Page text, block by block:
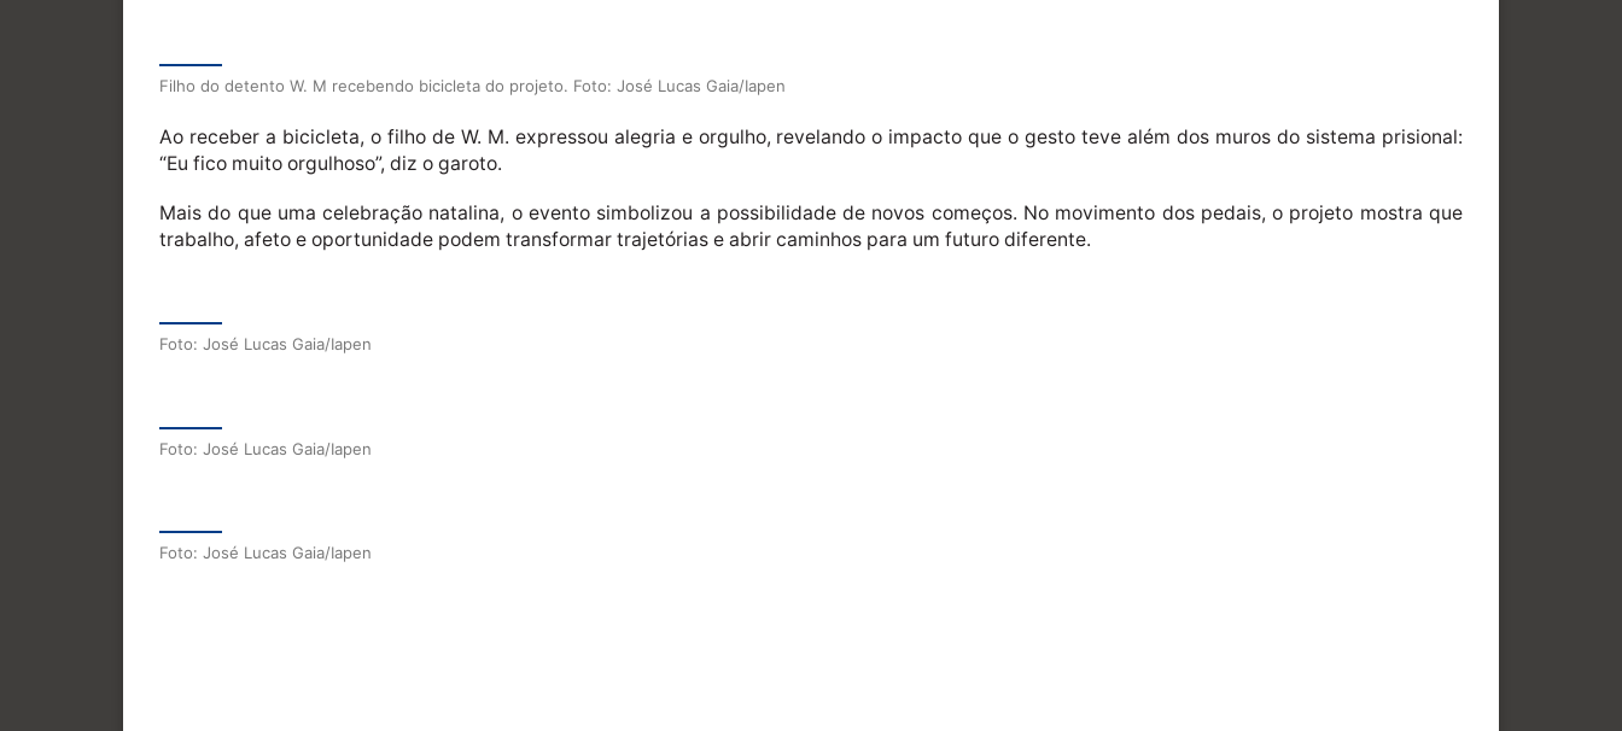
Filho do detento W. M recebendo bicicleta do projeto. Foto: José Lucas Gaia/Iapen
Ao receber a bicicleta, o filho de W. M. expressou alegria e orgulho, revelando o impacto que o gesto teve além dos muros do sistema prisional:
“Eu fico muito orgulhoso”, diz o garoto.
Mais do que uma celebração natalina, o evento simbolizou a possibilidade de novos começos. No movimento dos pedais, o projeto mostra que
trabalho, afeto e oportunidade podem transformar trajetórias e abrir caminhos para um futuro diferente.
Foto: José Lucas Gaia/Iapen
Foto: José Lucas Gaia/Iapen
Foto: José Lucas Gaia/Iapen